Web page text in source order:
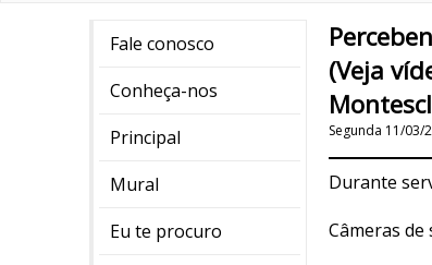
Fale conosco
Conheça-nos
Principal
Mural
Eu te procuro
(Veja
Segunda 11/03/
Durante
Câmeras